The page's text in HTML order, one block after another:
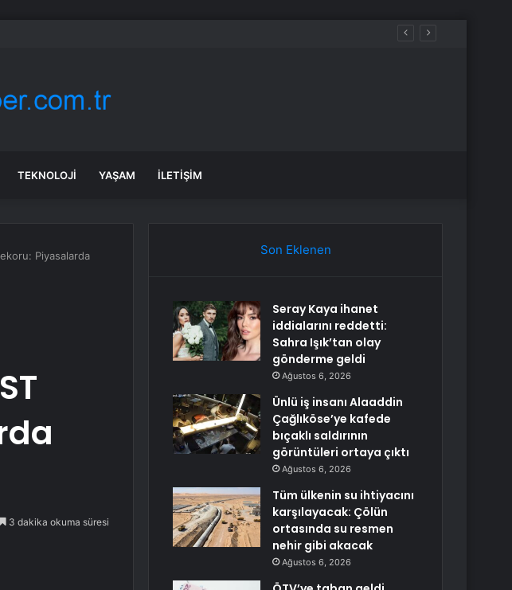
saldırının görüntüleri ortaya çıktı
TEKNOLOJI YAŞAM İLETIŞIM
Piyasalarda
3 dakika okuma süresi
Son Eklenen
Seray Kaya ihanet
iddialarını reddetti:
Sahra Işık’tan olay
gönderme geldi
Ağustos 6, 2026
Ünlü iş insanı Alaaddin
Çağlıköse’ye kafede
bıçaklı saldırının
görüntüleri ortaya çıktı
Ağustos 6, 2026
Tüm ülkenin su ihtiyacını
karşılayacak: Çölün
ortasında su resmen
nehir gibi akacak
Ağustos 6, 2026